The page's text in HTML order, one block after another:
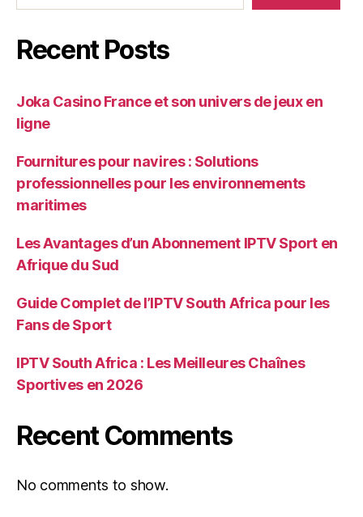
Recent Posts
Joka Casino France et son univers de jeux en
ligne
Fournitures pour navires : Solutions
professionnelles pour les environnements
maritimes
Les Avantages d’un Abonnement IPTV Sport en
Afrique du Sud
Guide Complet de l’IPTV South Africa pour les
Fans de Sport
IPTV South Africa : Les Meilleures Chaînes
Sportives en 2026
Recent Comments
No comments to show.